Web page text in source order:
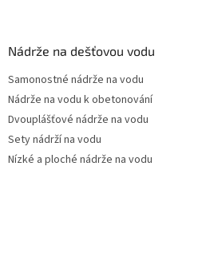
Nádrže na dešťovou vodu
Samonostné nádrže na vodu
Nádrže na vodu k obetonování
Dvouplášťové nádrže na vodu
Sety nádrží na vodu
Nízké a ploché nádrže na vodu